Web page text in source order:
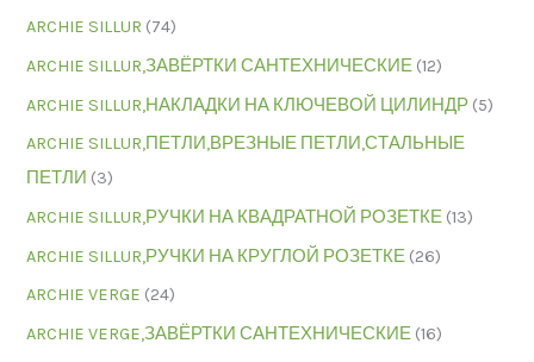
ARCHIE SILLUR (74)
ARCHIE SILLUR,ЗАВЁРТКИ САНТЕХНИЧЕСКИЕ (12)
ARCHIE SILLUR,НАКЛАДКИ НА КЛЮЧЕВОЙ ЦИЛИНДР (5)
ARCHIE SILLUR,ПЕТЛИ,ВРЕЗНЫЕ ПЕТЛИ,СТАЛЬНЫЕ
ПЕТЛИ (3)
ARCHIE SILLUR,РУЧКИ НА КВАДРАТНОЙ РОЗЕТКЕ (13)
ARCHIE SILLUR,РУЧКИ НА КРУГЛОЙ РОЗЕТКЕ (26)
ARCHIE VERGE (24)
ARCHIE VERGE,ЗАВЁРТКИ САНТЕХНИЧЕСКИЕ (16)